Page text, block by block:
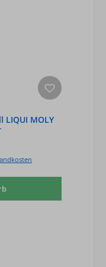
LIQUI MOLY